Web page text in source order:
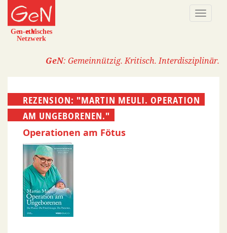
Direkt
zum
Inhalt
GeN: Gemeinnützig. Kritisch. Interdisziplinär.
REZENSION: "MARTIN MEULI. OPERATION
AM UNGEBORENEN."
Operationen am Fötus